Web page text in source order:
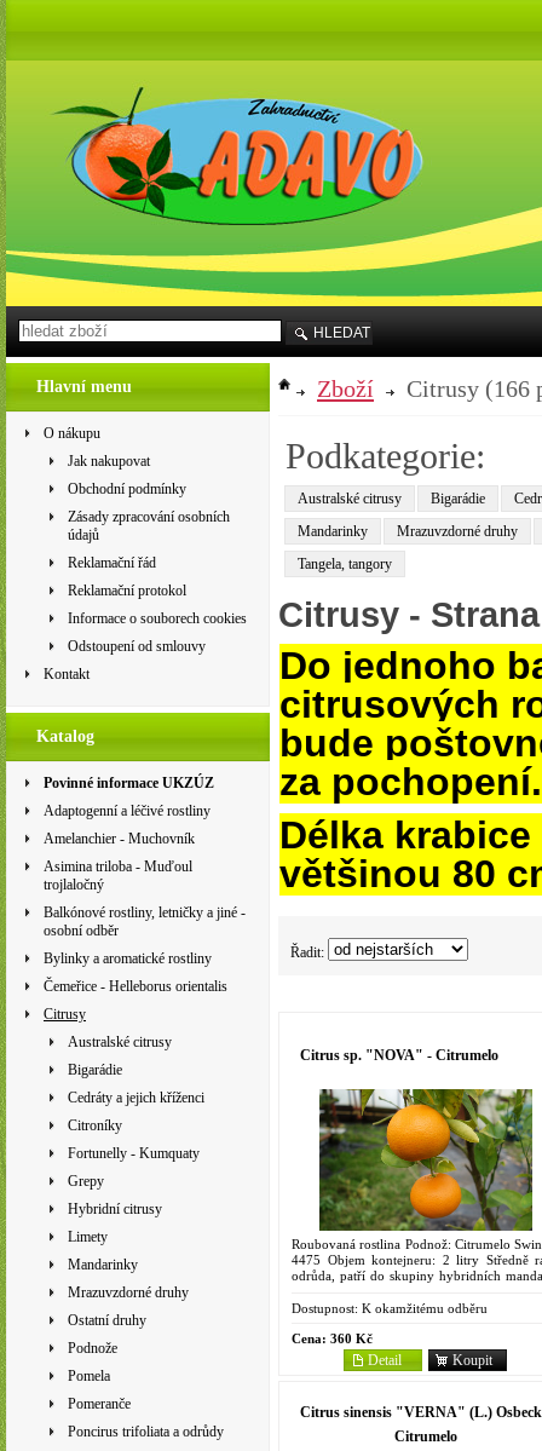
Hlavní menu
O nákupu
Jak nakupovat
Obchodní podmínky
Zásady zpracování osobních
údajů
Reklamační řád
Reklamační protokol
Informace o souborech cookies
Odstoupení od smlouvy
Kontakt
Katalog
Povinné informace UKZÚZ
Adaptogenní a léčivé rostliny
Amelanchier - Muchovník
Asimina triloba - Muďoul
trojlaločný
Balkónové rostliny, letničky a jiné -
osobní odběr
Bylinky a aromatické rostliny
Čemeřice - Helleborus orientalis
Citrusy
Australské citrusy
Bigarádie
Cedráty a jejich kříženci
Citroníky
Fortunelly - Kumquaty
Grepy
Hybridní citrusy
Limety
Mandarinky
Mrazuvzdorné druhy
Ostatní druhy
Podnože
Pomela
Pomeranče
Poncirus trifoliata a odrůdy
Zboží Citrusy (166
Podkategorie:
Australské citrusy Bigarádie
Mandarinky
Mrazuvzdorné druhy
Tangela, tangory
Citrusy -
Do jednoho
citrusových
bude
za pochopení.
Délka
většinou 80
Řadit:
Citrus sp. "NOVA" - Citrumelo
Roubovaná rostlina Podnož: Citrumelo
4475 Objem kontejneru: 2 litry Středně
odrůda, patří do skupiny hybridních
vytvořili F. C....
Dostupnost: K okamžitému odběru
Cena: 360 Kč
Koupit
Detail
Citrus sinensis "VERNA" (L.)
Citrumelo
HLEDAT